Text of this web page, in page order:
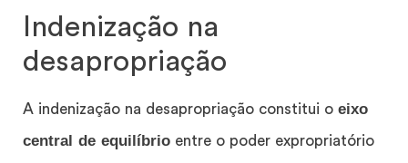
Indenização na
desapropriação
A indenização na desapropriação constitui o eixo
central de equilíbrio entre o poder expropriatório